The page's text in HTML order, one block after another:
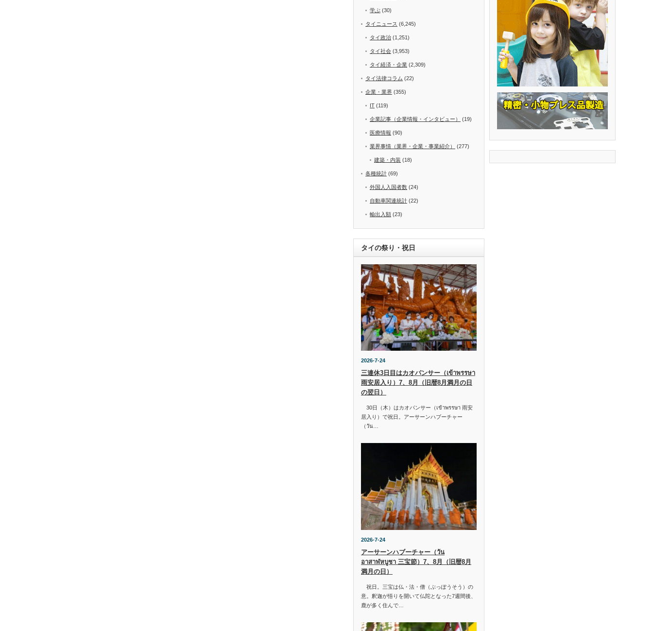
学ぶ (30)
タイニュース (6,245)
タイ政治 (1,251)
タイ社会 (3,953)
タイ経済・企業 (2,309)
タイ法律コラム (22)
企業・業界 (355)
IT (119)
企業記事（企業情報・インタビュー） (19)
医療情報 (90)
業界事情（業界・企業・事業紹介） (277)
建築・内装 (18)
各種統計 (69)
外国人入国者数 (24)
自動車関連統計 (22)
輸出入額 (23)
タイの祭り・祝日
2026-7-24
三連休3日目はカオパンサー（เข้าพรรษา
雨安居入り）7、8月（旧暦8月満月の日
の翌日）
30日（木）はカオパンサー（เข้าพรรษา 雨安
居入り）で祝日。アーサーンハブーチャー
（วัน…
2026-7-24
アーサーンハブーチャー（วัน
อาสาฬหบูชา 三宝節）7、8月（旧暦8月
満月の日）
祝日。三宝は仏・法・僧（ぶっぽうそう）の
意。釈迦が悟りを開いて仏陀となった7週間後、
鹿が多く住んで…